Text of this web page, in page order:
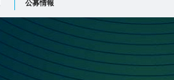
公募情報